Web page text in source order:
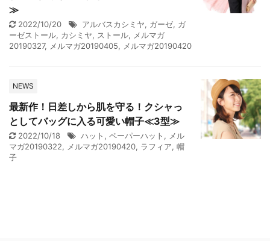
≫
2022/10/20 アルバスカシミヤ, ガーゼ, ガ
ーゼストール, カシミヤ, ストール, メルマガ
20190327, メルマガ20190405, メルマガ20190420
NEWS
最新作！日差しから肌を守る！クシャっ
としてバッグに入る可愛い帽子≪3型≫
2022/10/18 ハット , ペーパーハット , メル
マガ20190322, メルマガ20190420, ラフィア, 帽
子